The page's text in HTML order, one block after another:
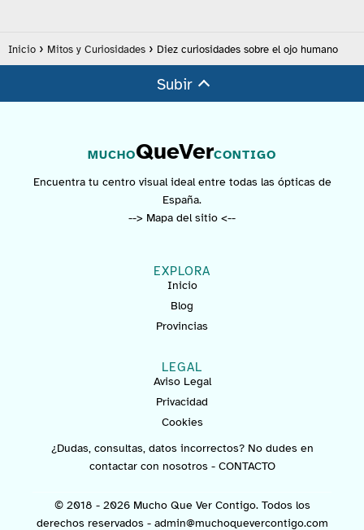
Inicio Mitos y Curiosidades Diez curiosidades sobre el ojo humano
Subir
MUCHOQueVerCONTIGO
Encuentra tu centro visual ideal entre todas las ópticas de
España.
--> Mapa del sitio <--
EXPLORA
Inicio
Blog
Provincias
LEGAL
Aviso Legal
Privacidad
Cookies
¿Dudas, consultas, datos incorrectos? No dudes en
contactar con nosotros - CONTACTO
© 2018 - 2026 Mucho Que Ver Contigo. Todos los
derechos reservados - admin@muchoquevercontigo.com